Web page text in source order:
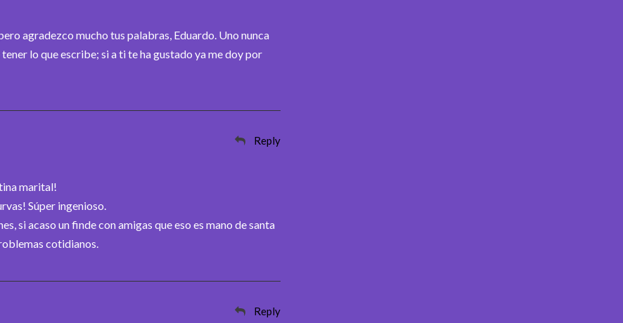
agradezco mucho tus palabras, Eduardo. Uno nunca
lo que escribe; si a ti te ha gustado ya me doy por
Reply
marital!
Súper ingenioso.
si acaso un finde con amigas que eso es mano de santa
cotidianos.
Reply